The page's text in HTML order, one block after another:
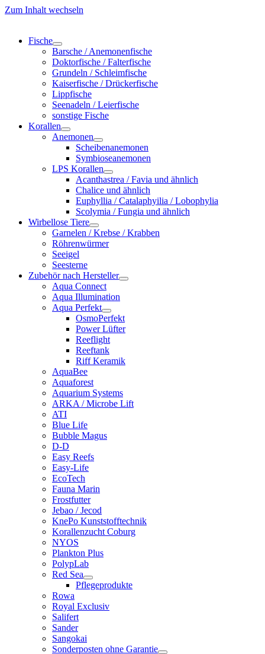
Zum Inhalt wechseln
Fische
Barsche / Anemonenfische
Doktorfische / Falterfische
Grundeln / Schleimfische
Kaiserfische / Drückerfische
Lippfische
Seenadeln / Leierfische
sonstige Fische
Korallen
Anemonen
Scheibenanemonen
Symbioseanemonen
LPS Korallen
Acanthastrea / Favia und ähnlich
Chalice und ähnlich
Euphyllia / Catalaphyilia / Lobophylia
Scolymia / Fungia und ähnlich
Wirbellose Tiere
Garnelen / Krebse / Krabben
Röhrenwürmer
Seeigel
Seesterne
Zubehör nach Hersteller
Aqua Connect
Aqua Illumination
Aqua Perfekt
OsmoPerfekt
Power Lüfter
Reeflight
Reeftank
Riff Keramik
AquaBee
Aquaforest
Aquarium Systems
ARKA / Microbe Lift
ATI
Blue Life
Bubble Magus
D-D
Easy Reefs
Easy-Life
EcoTech
Fauna Marin
Frostfutter
Jebao / Jecod
KnePo Kunststofftechnik
Korallenzucht Coburg
NYOS
Plankton Plus
PolypLab
Red Sea
Pflegeprodukte
Rowa
Royal Exclusiv
Salifert
Sander
Sangokai
Sonderposten ohne Garantie